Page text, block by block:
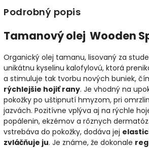
Podrobný popis
Tamanový olej Wooden
Organický olej tamanu, lisovaný za
unikátnu kyselinu kalofylovú, ktorá
a stimuluje tak tvorbu nových buniek,
rýchlejšie hojiť rany. Je vhodný na
pokožky po uštipnutí hmyzom, pri
jazvách. Pozitívne vplýva aj na rýchle
popálenin, ekzémov a rôznych
vstrebáva do pokožky, dodáva jej
zvláčňuje ju. Je známe, že dokonale